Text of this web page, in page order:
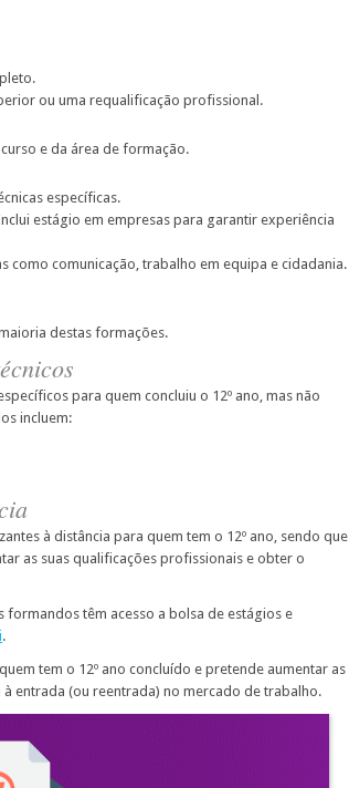
ou uma requalificação profissional.
e da área de formação.
específicas.
estágio em empresas para garantir experiência
como comunicação, trabalho em equipa e cidadania.
destas formações.
para quem concluiu o 12º ano, mas não
incluem:
à distância para quem tem o 12º ano, sendo que
as suas qualificações profissionais e obter o
formandos têm acesso a bolsa de estágios e
.
tem o 12º ano concluído e pretende aumentar as
entrada (ou reentrada) no mercado de trabalho.